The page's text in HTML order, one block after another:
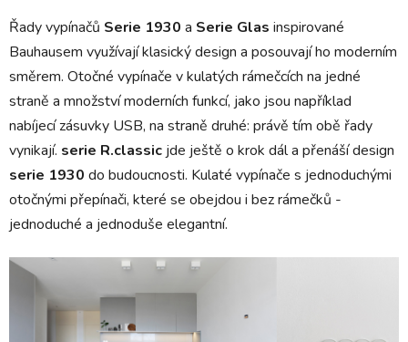
Řady vypínačů Serie 1930 a Serie Glas inspirované
Bauhausem využívají klasický design a posouvají ho moderním
směrem. Otočné vypínače v kulatých rámečcích na jedné
straně a množství moderních funkcí, jako jsou například
nabíjecí zásuvky USB, na straně druhé: právě tím obě řady
vynikají. serie R.classic jde ještě o krok dál a přenáší design
serie 1930 do budoucnosti. Kulaté vypínače s jednoduchými
otočnými přepínači, které se obejdou i bez rámečků -
jednoduché a jednoduše elegantní.